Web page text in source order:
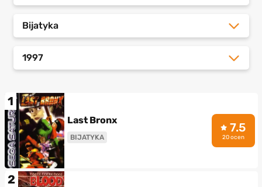
Bijatyka
1997
1
Last Bronx
BIJATYKA
7.5
20 ocen
2